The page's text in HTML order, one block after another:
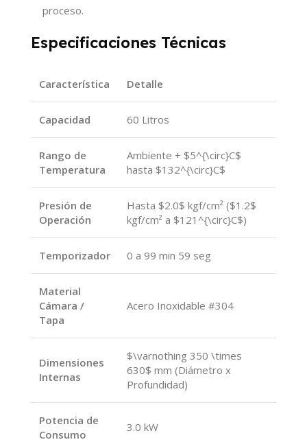
proceso.
Especificaciones Técnicas
Característica Detalle
Capacidad 60 Litros
Rango de
Temperatura
Ambiente + $5^{\circ}C$
hasta $132^{\circ}C$
Presión de
Operación
Hasta $2.0$ kgf/cm² ($1.2$
kgf/cm² a $121^{\circ}C$)
Temporizador 0 a 99 min 59 seg
Material
Cámara /
Tapa
Acero Inoxidable #304
Dimensiones
Internas
$\varnothing 350 \times
630$ mm (Diámetro x
Profundidad)
Potencia de
Consumo
3.0 kW